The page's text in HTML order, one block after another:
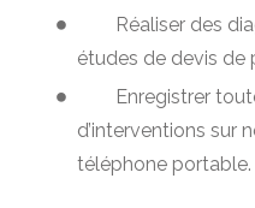
Réaliser des
études de devis de
Enregistrer
d’interventions sur
téléphone portable.